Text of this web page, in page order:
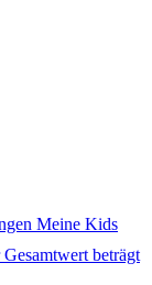
Meine Kids
beträgt